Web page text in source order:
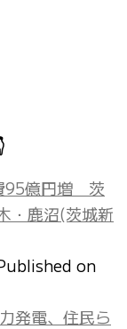
95億円増 茨
・鹿沼(茨城新
on
発電、住民ら